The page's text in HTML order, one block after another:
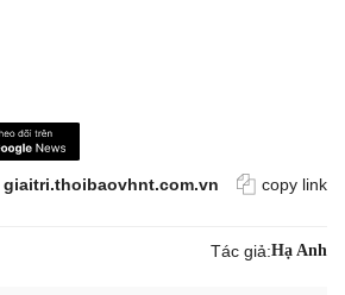
giaitri.thoibaovhnt.com.vn copy link
Tác giả:Hạ Anh